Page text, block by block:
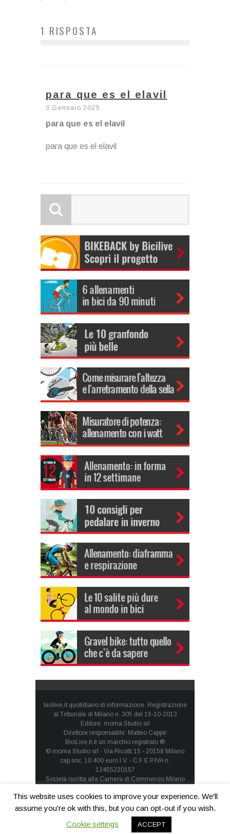
1 RISPOSTA
para que es el elavil
3 Gennaio 2025
para que es el elavil
para que es el elavil
bicilive.it quotidiano di informazione. Registrazione
al Tribunale di Milano n. 305 del 16-10-2013
Editore: moma Studio srl
Direttore responsabile: Matteo Cappè
BiciLive.it è un marchio registrato ®
© moma Studio srl - Via Ricotti 15 - 20158 Milano
cap.soc. 10.400 euro I.V. - C.F E P.IVA n.
12455220157
Società iscritta alla Camera di Commercio Milano
socio unico
Privacy Policy-Cookie Policy
Contatti
This website uses cookies to improve your experience. We'll
assume you're ok with this, but you can opt-out if you wish.
Cookie settings
ACCEPT